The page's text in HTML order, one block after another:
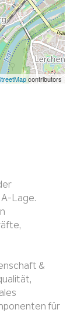
contributors
Lage.
&
für